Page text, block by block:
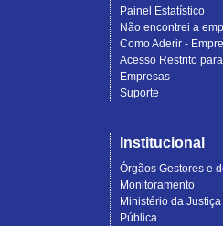
Painel Estatístico
Não encontrei a
Como Aderir -
Acesso Restrito
Empresas
Suporte
Institucional
Órgãos Gestores e
Monitoramento
Ministério da
Pública